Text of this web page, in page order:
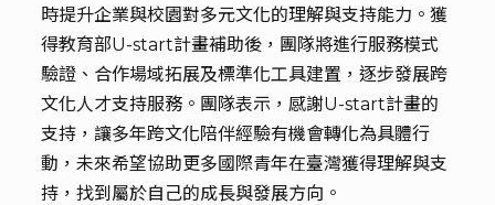
時提升企業與校園對多元文化的理解與支持能力。獲
得教育部U-start計畫補助後，團隊將進行服務模式
驗證、合作場域拓展及標準化工具建置，逐步發展跨
文化人才支持服務。團隊表示，感謝U-start計畫的
支持，讓多年跨文化陪伴經驗有機會轉化為具體行
動，未來希望協助更多國際青年在臺灣獲得理解與支
持，找到屬於自己的成長與發展方向。